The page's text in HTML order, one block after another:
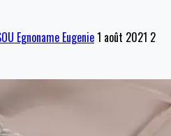
Egnoname Eugenie1 août 2021 2